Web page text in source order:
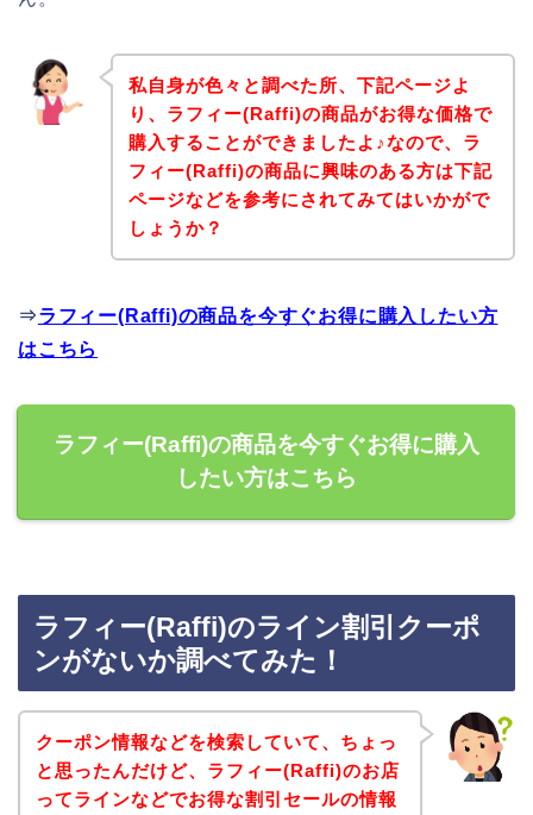
私自身が色々と調べた所、下記ページよ
り、ラフィー(Raffi)の商品がお得な価格で
購入することができましたよ♪なので、ラ
フィー(Raffi)の商品に興味のある方は下記
ページなどを参考にされてみてはいかがで
しょうか？
⇒ラフィー(Raffi)の商品を今すぐお得に購入したい方
はこちら
ラフィー(Raffi)の商品を今すぐお得に購入
したい方はこちら
ラフィー(Raffi)のライン割引クーポ
ンがないか調べてみた！
クーポン情報などを検索していて、ちょっ
と思ったんだけど、ラフィー(Raffi)のお店
ってラインなどでお得な割引セールの情報